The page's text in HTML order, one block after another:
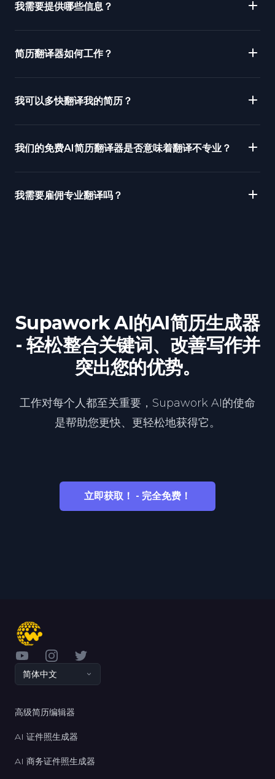
我需要提供哪些信息？
简历翻译器如何工作？
我可以多快翻译我的简历？
我们的免费AI简历翻译器是否意味着翻译不专业？
我需要雇佣专业翻译吗？
Supawork AI的AI简历生成器
- 轻松整合关键词、改善写作并
突出您的优势。
工作对每个人都至关重要，Supawork AI的使命
是帮助您更快、更轻松地获得它。
立即获取！ - 完全免费！
YouTubeInstagram
Twitter
简体中文
高级简历编辑器
AI 证件照生成器
AI 商务证件照生成器